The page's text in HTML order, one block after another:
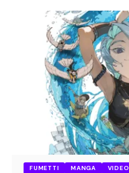
FUMETTI MANGA